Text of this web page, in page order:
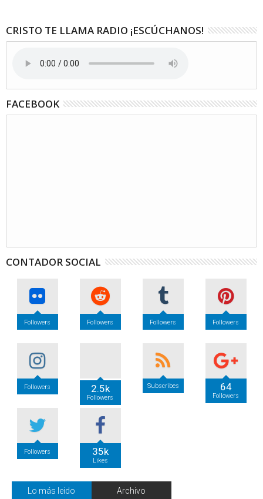
CRISTO TE LLAMA RADIO ¡ESCÚCHANOS!
FACEBOOK
CONTADOR SOCIAL
Followers Followers Followers Followers
Followers 2.5k
Followers
Subscribes 64
Followers
Followers 35k
Likes
Lo más leido Archivo